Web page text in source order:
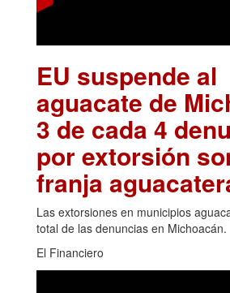
EU suspende al
aguacate de
3 de cada 4
por extorsión
franja
Las extorsiones en municipios
total de las denuncias en Michoacán.
El Financiero